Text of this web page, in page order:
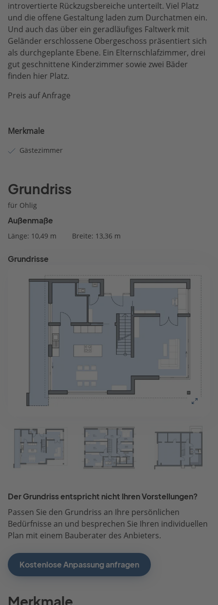
introvertierte Rückzugsbereiche unterteilt. Viel Platz
und die offene Gestaltung laden zum Durchatmen ein.
Und auch das über ein geradläufiges Faltwerk mit
Geländer erschlossene Obergeschoss präsentiert sich
als durchgeplante Ebene. Ein Elternschlafzimmer, drei
gut geschnittene Kinderzimmer sowie zwei Bäder
finden hier Platz.
Preis auf Anfrage
Merkmale
Gästezimmer
Grundriss
für Ohlig
Außenmaße
Länge: 10,49 m Breite: 13,36 m
Grundrisse
Der Grundriss entspricht nicht Ihren Vorstellungen?
Passen Sie den Grundriss an Ihre persönlichen
Bedürfnisse an und besprechen Sie Ihren individuellen
Plan mit einem Bauberater des Anbieters.
Kostenlose Anpassung anfragen